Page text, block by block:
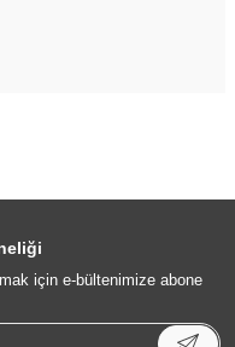
için e-bültenimize abone